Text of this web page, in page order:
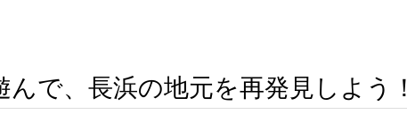
で、長浜の地元を再発見しよう！